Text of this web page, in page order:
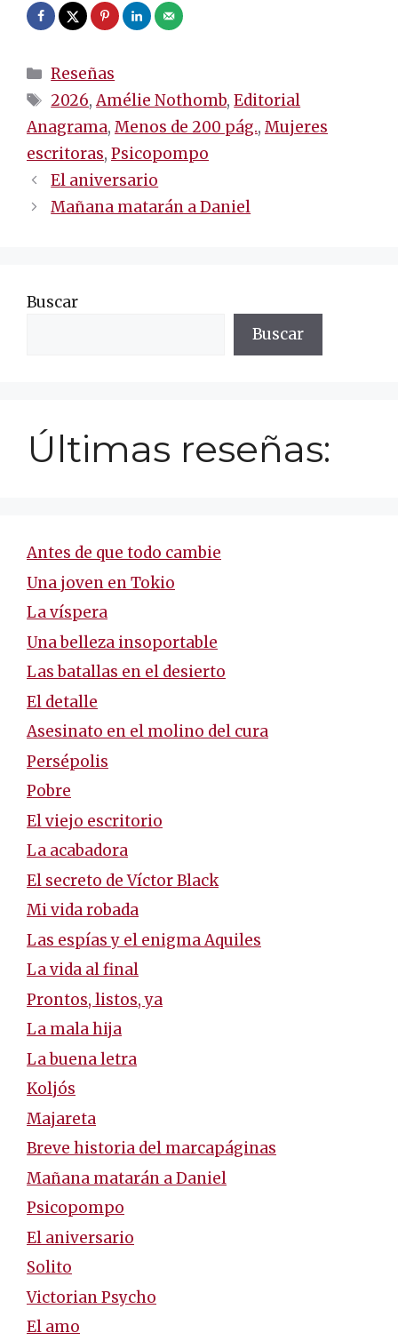
Categorías
Reseñas
Etiquetas
2026,Amélie Nothomb,Editorial
Anagrama, Menos de 200 pág., Mujeres
escritoras, Psicopompo
Navegación
de
El aniversario
Mañana matarán a Daniel
Buscar
Buscar
Últimas reseñas:
Antes de que todo cambie
Una joven en Tokio
La víspera
Una belleza insoportable
Las batallas en el desierto
El detalle
Asesinato en el molino del cura
Persépolis
Pobre
El viejo escritorio
La acabadora
El secreto de Víctor Black
Mi vida robada
Las espías y el enigma Aquiles
La vida al final
Prontos, listos, ya
La mala hija
La buena letra
Koljós
Majareta
Breve historia del marcapáginas
Mañana matarán a Daniel
Psicopompo
El aniversario
Solito
Victorian Psycho
El amo